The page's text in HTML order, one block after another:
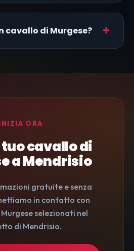
cavallo di Murgese?
ORA
cavallo di
a Mendrisio
gratuite e senza
in contatto con
selezionati nel
di Mendrisio.